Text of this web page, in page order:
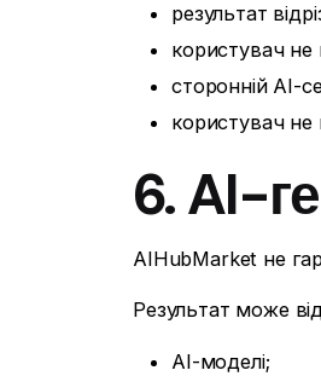
результат
користувач не
сторонній AI-
користувач
6. AI-
AIHubMarket не
Результат може
AI-моделі;